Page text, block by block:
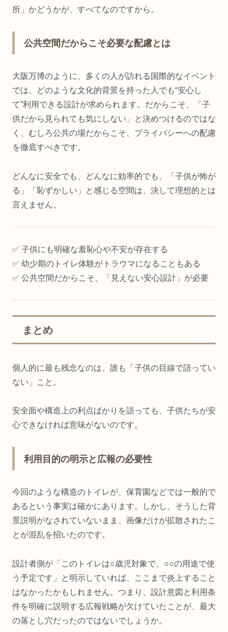
所」かどうかが、すべてなのですから。
公共空間だからこそ必要な配慮とは
大阪万博のように、多くの人が訪れる国際的なイベント
では、どのような文化的背景を持った人でも“安心し
て”利用できる設計が求められます。だからこそ、「子
供だから見られても気にしない」と決めつけるのではな
く、むしろ公共の場だからこそ、プライバシーへの配慮
を徹底すべきです。
どんなに安全でも、どんなに効率的でも、「子供が怖が
る」「恥ずかしい」と感じる空間は、決して理想的とは
言えません。
✅ 子供にも明確な羞恥心や不安が存在する
✅ 幼少期のトイレ体験がトラウマになることもある
✅ 公共空間だからこそ、「見えない安心設計」が必要
まとめ
個人的に最も残念なのは、誰も「子供の目線で語ってい
ない」こと。
安全面や構造上の利点ばかりを語っても、子供たちが安
心できなければ意味がないのです。
利用目的の明示と広報の必要性
今回のような構造のトイレが、保育園などでは一般的で
あるという事実は確かにあります。しかし、そうした背
景説明がなされていないまま、画像だけが拡散されたこ
とが混乱を招いたのです。
設計者側が「このトイレは○歳児対象で、○○の用途で使
う予定です」と明示していれば、ここまで炎上すること
はなかったかもしれません。つまり、設計意図と利用条
件を明確に説明する広報戦略が欠けていたことが、最大
の落とし穴だったのではないでしょうか。